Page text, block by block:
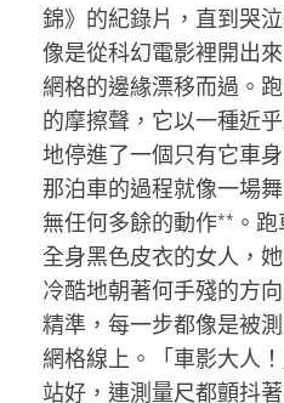
錦》的紀錄片，直到哭
像是從科幻電影裡開出
網格的邊緣漂移而過。
的摩擦聲，它以一種近
地停進了一個只有它車
那泊車的過程就像一場
無任何多餘的動作**。
全身黑色皮衣的女人，
冷酷地朝著何手殘的方
精準，每一步都像是被
網格線上。「車影大人
站好，連測量尺都顫抖